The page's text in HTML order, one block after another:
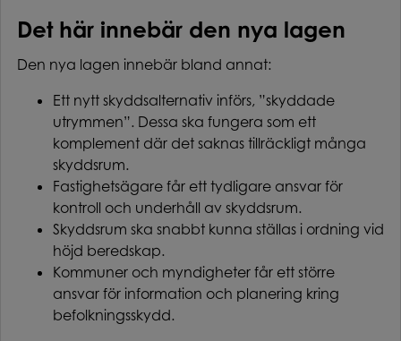
Det här innebär den nya lagen
Den nya lagen innebär bland annat:
Ett nytt skyddsalternativ införs, ”skyddade
utrymmen”. Dessa ska fungera som ett
komplement där det saknas tillräckligt många
skyddsrum.
Fastighetsägare får ett tydligare ansvar för
kontroll och underhåll av skyddsrum.
Skyddsrum ska snabbt kunna ställas i ordning vid
höjd beredskap.
Kommuner och myndigheter får ett större
ansvar för information och planering kring
befolkningsskydd.